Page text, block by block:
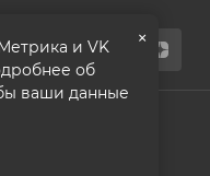
×
и VK
об
ваши данные